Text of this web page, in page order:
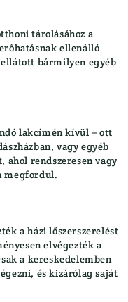
tárolásához a
ellenálló
bármilyen egyéb
lakcímén kívül – ott
vagy egyéb
rendszeresen vagy
megfordul.
a házi lőszerszerelést
elvégezték a
a kereskedelemben
és kizárólag saját